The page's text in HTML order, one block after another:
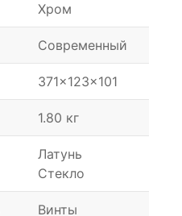
Хром
Современный
371x123x101
1.80 кг
Латунь
Стекло
Винты